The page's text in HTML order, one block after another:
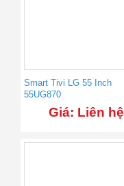
Smart Tivi LG 55 Inch
55UG870
Giá: Liên hệ